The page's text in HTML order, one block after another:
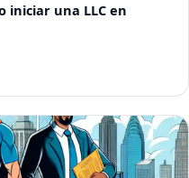
iniciar una LLC en